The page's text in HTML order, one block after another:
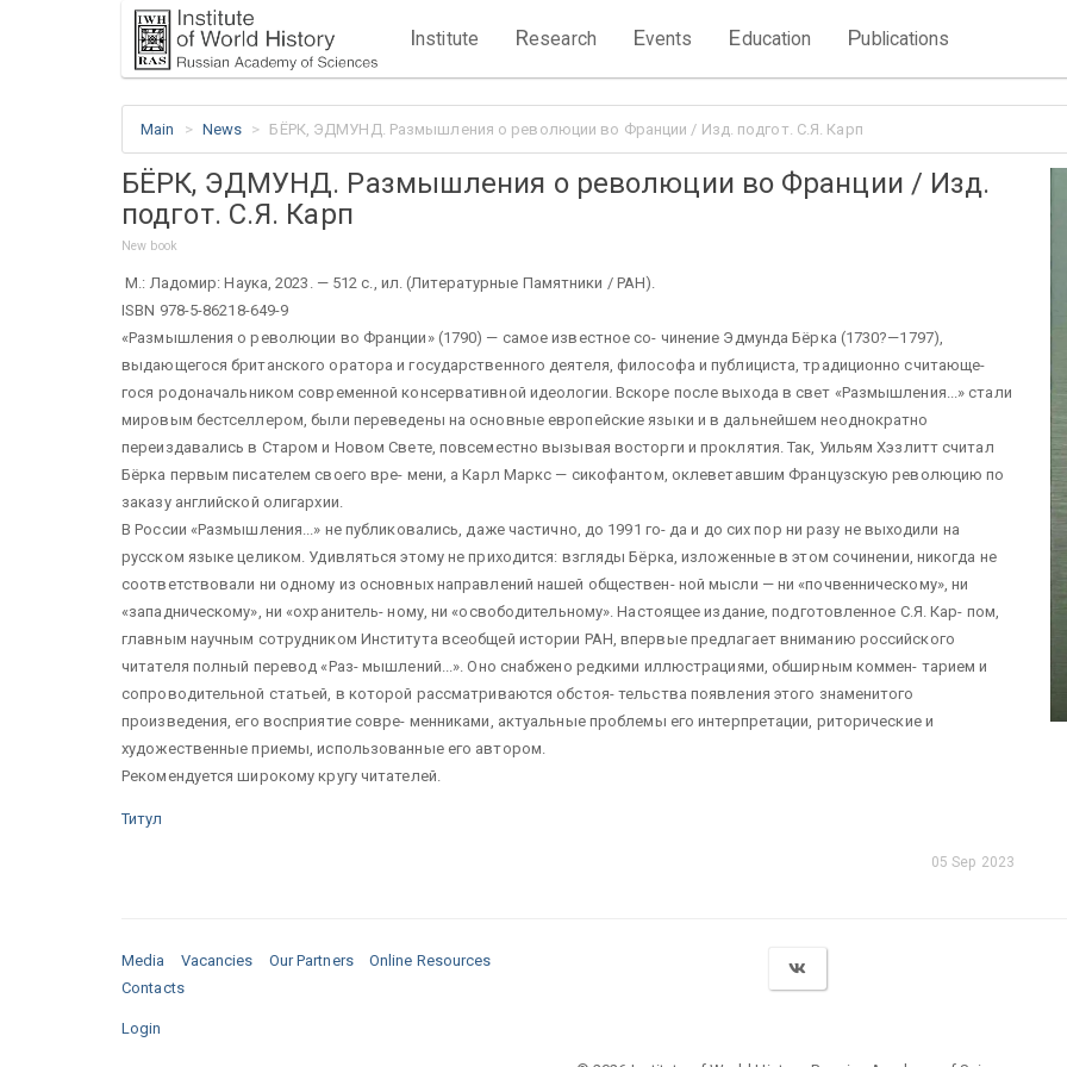
Institute Research Events Education Publications
Main News БЁРК, ЭДМУНД. Размышления о революции во Франции / Изд. подгот. С.Я. Карп
БЁРК, ЭДМУНД. Размышления о революции во Франции / Изд.
подгот. С.Я. Карп
New book
М.: Ладомир: Наука, 2023. — 512 c., ил. (Литературные Памятники / РАН).
ISBN 978-5-86218-649-9
«Размышления о революции во Франции» (1790) — самое известное со- чинение Эдмунда Бёрка (1730?—1797),
выдающегося британского оратора и государственного деятеля, философа и публициста, традиционно считающе-
гося родоначальником современной консервативной идеологии. Вскоре после выхода в свет «Размышления...» стали
мировым бестселлером, были переведены на основные европейские языки и в дальнейшем неоднократно
переиздавались в Старом и Новом Свете, повсеместно вызывая восторги и проклятия. Так, Уильям Хэзлитт считал
Бёрка первым писателем своего вре- мени, а Карл Маркс — сикофантом, оклеветавшим Французскую революцию по
заказу английской олигархии.
В России «Размышления...» не публиковались, даже частично, до 1991 го- да и до сих пор ни разу не выходили на
русском языке целиком. Удивляться этому не приходится: взгляды Бёрка, изложенные в этом сочинении, никогда не
соответствовали ни одному из основных направлений нашей обществен- ной мысли — ни «почвенническому», ни
«западническому», ни «охранитель- ному, ни «освободительному». Настоящее издание, подготовленное С.Я. Кар- пом,
главным научным сотрудником Института всеобщей истории РАН, впервые предлагает вниманию российского
читателя полный перевод «Раз- мышлений...». Оно снабжено редкими иллюстрациями, обширным коммен- тарием и
сопроводительной статьей, в которой рассматриваются обстоя- тельства появления этого знаменитого
произведения, его восприятие совре- менниками, актуальные проблемы его интерпретации, риторические и
художественные приемы, использованные его автором.
Рекомендуется широкому кругу читателей.
Титул
05 Sep 2023
Media Vacancies Our Partners
Online Resources
Contacts
Login